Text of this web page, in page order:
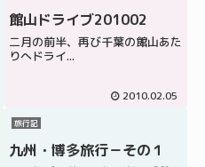
館山ドライブ201002
二月の前半、再び千葉の館山あた
りへドライ...
2010.02.05
旅行記
九州・博多旅行－その１